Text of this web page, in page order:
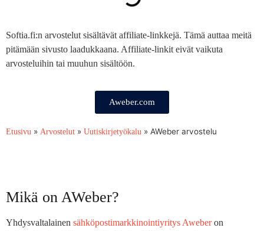
Softia.fi:n arvostelut sisältävät affiliate-linkkejä. Tämä auttaa meitä
pitämään sivusto laadukkaana. Affiliate-linkit eivät vaikuta
arvosteluihin tai muuhun sisältöön.
Aweber.com
Etusivu » Arvostelut » Uutiskirjetyökalu » AWeber arvostelu
Mikä on AWeber?
Yhdysvaltalainen sähköpostimarkkinointiyritys Aweberon